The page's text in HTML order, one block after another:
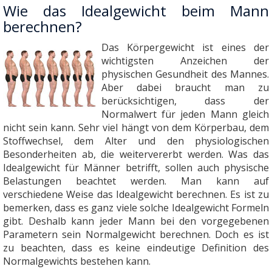
Wie das Idealgewicht beim Mann
berechnen?
Das Körpergewicht ist eines der
wichtigsten Anzeichen der
physischen Gesundheit des Mannes.
Aber dabei braucht man zu
berücksichtigen, dass der
Normalwert für jeden Mann gleich
nicht sein kann. Sehr viel hängt von dem Körperbau, dem
Stoffwechsel, dem Alter und den physiologischen
Besonderheiten ab, die weitervererbt werden. Was das
Idealgewicht für Männer betrifft, sollen auch physische
Belastungen beachtet werden. Man kann auf
verschiedene Weise das Idealgewicht berechnen. Es ist zu
bemerken, dass es ganz viele solche Idealgewicht Formeln
gibt. Deshalb kann jeder Mann bei den vorgegebenen
Parametern sein Normalgewicht berechnen. Doch es ist
zu beachten, dass es keine eindeutige Definition des
Normalgewichts bestehen kann.